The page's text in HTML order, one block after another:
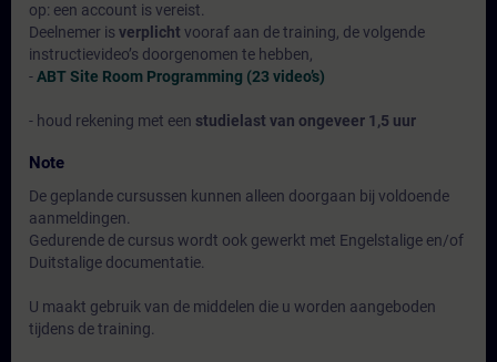
op: een account is vereist.
Deelnemer is verplicht vooraf aan de training, de volgende
instructievideo’s doorgenomen te hebben,
-ABT Site Room Programming (23 video’s)
- houd rekening met een studielast van ongeveer 1,5 uur
Note
De geplande cursussen kunnen alleen doorgaan bij voldoende
aanmeldingen.
Gedurende de cursus wordt ook gewerkt met Engelstalige en/of
Duitstalige documentatie.
U maakt gebruik van de middelen die u worden aangeboden
tijdens de training.